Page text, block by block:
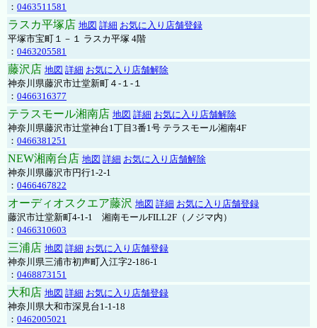
： 0463511581
ラスカ平塚店 地図 詳細 お気に入り店舗登録
平塚市宝町１－１ ラスカ平塚 4階
： 0463205581
藤沢店 地図 詳細 お気に入り店舗解除
神奈川県藤沢市辻堂新町４-１-１
： 0466316377
テラスモール湘南店 地図 詳細 お気に入り店舗解除
神奈川県藤沢市辻堂神台1丁目3番1号 テラスモール湘南4F
： 0466381251
NEW湘南台店 地図 詳細 お気に入り店舗解除
神奈川県藤沢市円行1-2-1
： 0466467822
オーディオスクエア藤沢 地図 詳細 お気に入り店舗登録
藤沢市辻堂新町4-1-1 湘南モールFILL2F（ノジマ内）
： 0466310603
三浦店 地図 詳細 お気に入り店舗登録
神奈川県三浦市初声町入江字2-186-1
： 0468873151
大和店 地図 詳細 お気に入り店舗登録
神奈川県大和市深見台1-1-18
： 0462005021